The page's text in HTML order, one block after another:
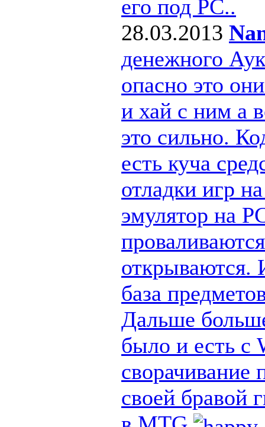
его под РС..
28.03.2013
денежного
опасно это
и хай с ним а
это сильно.
есть куча
отладки игр
эмулятор на
открываются.
база
Дальше
было и есть с
сворачивание
своей бравой